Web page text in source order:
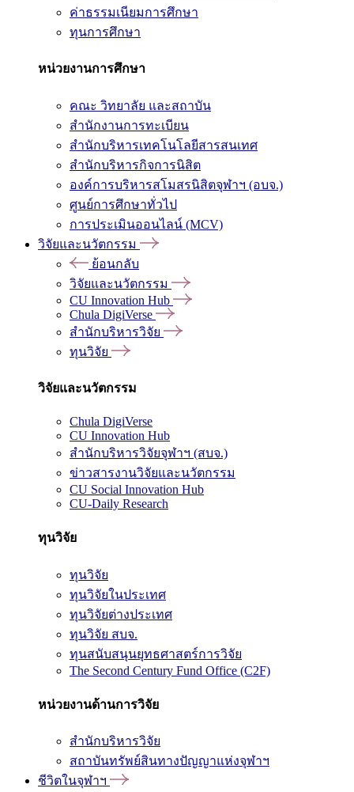
ค่าธรรมเนียมการศึกษา
ทุนการศึกษา
หน่วยงานการศึกษา
คณะ วิทยาลัย และสถาบัน
สำนักงานการทะเบียน
สำนักบริหารเทคโนโลยีสารสนเทศ
สำนักบริหารกิจการนิสิต
องค์การบริหารสโมสรนิสิตจุฬาฯ (อบจ.)
ศูนย์การศึกษาทั่วไป
การประเมินออนไลน์ (MCV)
วิจัยและนวัตกรรม
ย้อนกลับ
วิจัยและนวัตกรรม
CU Innovation Hub
Chula DigiVerse
สำนักบริหารวิจัย
ทุนวิจัย
วิจัยและนวัตกรรม
Chula DigiVerse
CU Innovation Hub
สำนักบริหารวิจัยจุฬาฯ (สบจ.)
ข่าวสารงานวิจัยและนวัตกรรม
CU Social Innovation Hub
CU-Daily Research
ทุนวิจัย
ทุนวิจัย
ทุนวิจัยในประเทศ
ทุนวิจัยต่างประเทศ
ทุนวิจัย สบจ.
ทุนสนับสนุนยุทธศาสตร์การวิจัย
The Second Century Fund Office (C2F)
หน่วยงานด้านการวิจัย
สำนักบริหารวิจัย
สถาบันทรัพย์สินทางปัญญาแห่งจุฬาฯ
ชีวิตในจุฬาฯ